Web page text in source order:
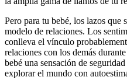
Pero para tu bebé, los lazos que
modelo de relaciones. Los
conlleva el vínculo
relaciones con los demás
bebé una sensación de
explorar el mundo con